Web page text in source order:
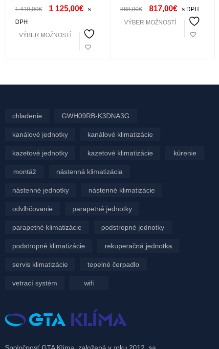
-25°C GWH18ACDXF-
K6DNA1A
1 419,00€ 1 125,00€
s
DPH
VÝBER MOŽNOSTÍ
-25°C GWH12ACC-
K6DNA1F
888,00€ 817,00€
s DPH
VÝBER MOŽNOSTÍ
chladenie GWH09RB-K3DNA3G
kanálové jednotky kanálové klimatizácie
kazetové jednotky kazetové klimatizácie kúrenie
montáž nástenná klimatizácia
nástenné jednotky nástenné klimatizácie
odvlhčovanie parapetné jednotky
parapetné klimatizácie podstropné jednotky
podstropné klimatizácie rekuperačná jednotka
servis klimatizácie tepelné čerpadlo
vetrací systém wifi